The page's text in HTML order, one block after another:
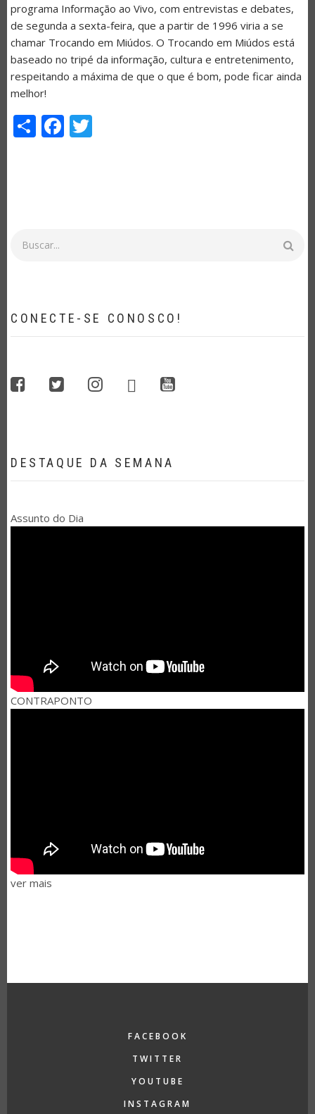
programa Informação ao Vivo, com entrevistas e debates,
de segunda a sexta-feira, que a partir de 1996 viria a se
chamar Trocando em Miúdos. O Trocando em Miúdos está
baseado no tripé da informação, cultura e entretenimento,
respeitando a máxima de que o que é bom, pode ficar ainda
melhor!
ShareFacebook
CONECTE-SE CONOSCO!
facebooktwitterinstagramwhatsappyoutube
DESTAQUE DA SEMANA
Assunto do Dia
CONTRAPONTO
ver mais
FACEBOOK
TWITTER
YOUTUBE
INSTAGRAM